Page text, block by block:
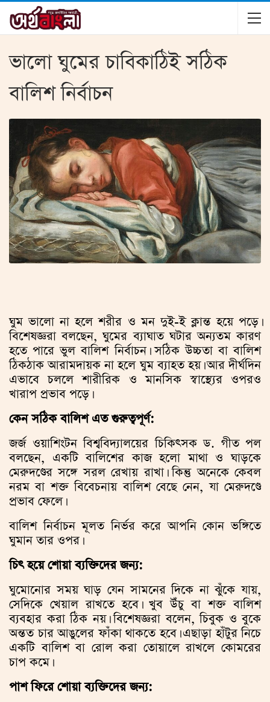
ভালো ঘুমের চাবিকাঠিই সঠিক
বালিশ নির্বাচন
ঘুম ভালো না হলে শরীর ও মন দুই-ই ক্লান্ত হয়ে পড়ে।
বিশেষজ্ঞরা বলছেন, ঘুমের ব্যাঘাত ঘটার অন্যতম কারণ
হতে পারে ভুল বালিশ নির্বাচন। সঠিক উচ্চতা বা বালিশ
ঠিকঠাক আরামদায়ক না হলে ঘুম ব্যাহত হয়। আর দীর্ঘদিন
এভাবে চললে শারীরিক ও মানসিক স্বাস্থ্যের ওপরও
খারাপ প্রভাব পড়ে।
কেন সঠিক বালিশ এত গুরুত্বপূর্ণ:
জর্জ ওয়াশিংটন বিশ্ববিদ্যালয়ের চিকিৎসক ড. গীত পল
বলছেন, একটি বালিশের কাজ হলো মাথা ও ঘাড়কে
মেরুদণ্ডের সঙ্গে সরল রেখায় রাখা। কিন্তু অনেকে কেবল
নরম বা শক্ত বিবেচনায় বালিশ বেছে নেন, যা মেরুদণ্ডে
প্রভাব ফেলে।
বালিশ নির্বাচন মূলত নির্ভর করে আপনি কোন ভঙ্গিতে
ঘুমান তার ওপর।
চিৎ হয়ে শোয়া ব্যক্তিদের জন্য:
ঘুমোনোর সময় ঘাড় যেন সামনের দিকে না ঝুঁকে যায়,
সেদিকে খেয়াল রাখতে হবে। খুব উঁচু বা শক্ত বালিশ
ব্যবহার করা ঠিক নয়। বিশেষজ্ঞরা বলেন, চিবুক ও বুকে
অন্তত চার আঙুলের ফাঁকা থাকতে হবে। এছাড়া হাঁটুর নিচে
একটি বালিশ বা রোল করা তোয়ালে রাখলে কোমরের
চাপ কমে।
পাশ ফিরে শোয়া ব্যক্তিদের জন্য: